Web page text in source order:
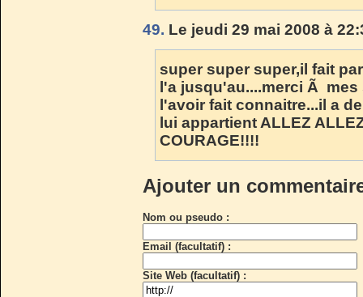
49. Le jeudi 29 mai 2008 à
super super super,il fait
l'a jusqu'au....merci Ã mes
l'avoir fait connaitre...il a
lui appartient ALLEZ
COURAGE!!!!
Ajouter un
Nom ou pseudo :
Email (facultatif) :
Site Web (facultatif) :